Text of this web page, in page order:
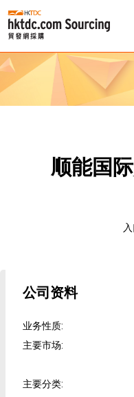
顺能国
公司资料
业务性质:
主要市场:
主要分类: